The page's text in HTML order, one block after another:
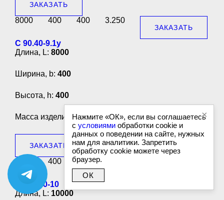
ЗАКАЗАТЬ
8000 400 400 3.250
ЗАКАЗАТЬ
С 90.40-9.1у
Длина, L: 8000
Ширина, b: 400
Высота, h: 400
Масса изделия,т.:3.250
ЗАКАЗАТЬ
8000 400 400
С 100.40-10
Длина, L: 10000
×
Нажмите «ОК», если вы соглашаетесь
с условиями обработки cookie и
данных о поведении на сайте, нужных
нам для аналитики. Запретить
обработку cookie можете через
браузер.
ОК